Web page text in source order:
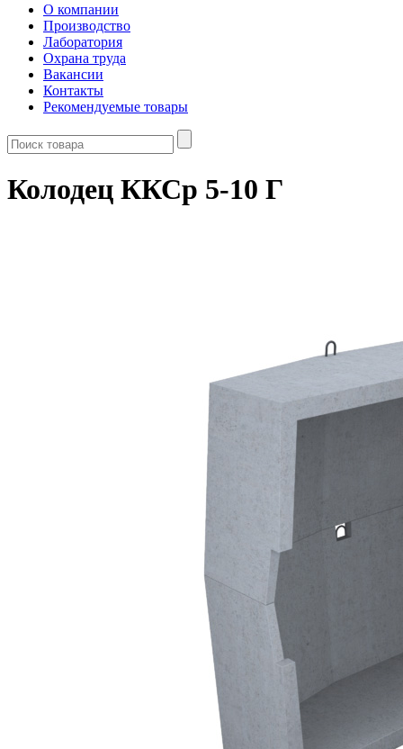
О компании
Производство
Лаборатория
Охрана труда
Вакансии
Контакты
Рекомендуемые товары
Колодец ККСр 5-10 Г